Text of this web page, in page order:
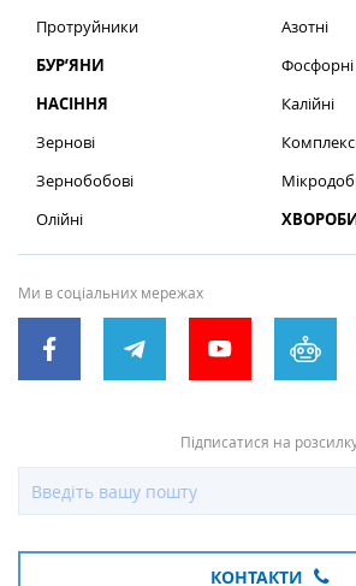
Протруйники
БУР’ЯНИ
НАСІННЯ
Зернові
Зернобобові
Олійні
Азотні
Фосфорні
Калійні
Ми в соціальних мережах
Підписатися на
КОНТАКТИ